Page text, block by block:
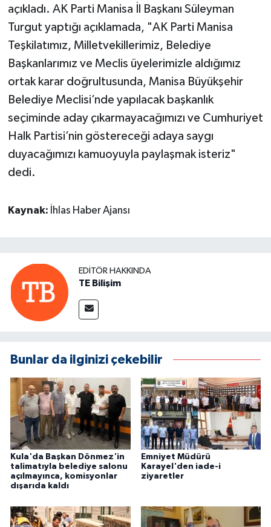
açıkladı. AK Parti Manisa İl Başkanı Süleyman
Turgut yaptığı açıklamada, "AK Parti Manisa
Teşkilatımız, Milletvekillerimiz, Belediye
Başkanlarımız ve Meclis üyelerimizle aldığımız
ortak karar doğrultusunda, Manisa Büyükşehir
Belediye Meclisi’nde yapılacak başkanlık
seçiminde aday çıkarmayacağımızı ve Cumhuriyet
Halk Partisi’nin göstereceği adaya saygı
duyacağımızı kamuoyuyla paylaşmak isteriz"
dedi.
Kaynak: İhlas Haber Ajansı
EDITÖR HAKKINDA
TE Bilişim
Bunlar da ilginizi çekebilir
Kula'da Başkan Dönmez'in
talimatıyla belediye salonu
açılmayınca, komisyonlar
dışarıda kaldı
Emniyet Müdürü
Karayel'den iade-i
ziyaretler